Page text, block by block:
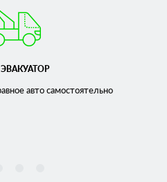
авто самостоятельно